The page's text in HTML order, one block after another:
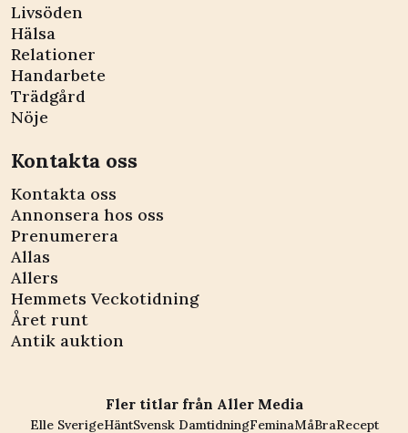
Livsöden
Hälsa
Relationer
Handarbete
Trädgård
Nöje
Kontakta oss
Kontakta oss
Annonsera hos oss
Prenumerera
Allas
Allers
Hemmets Veckotidning
Året runt
Antik auktion
Fler titlar från Aller Media
Elle SverigeHäntSvensk DamtidningFeminaMåBraRecept